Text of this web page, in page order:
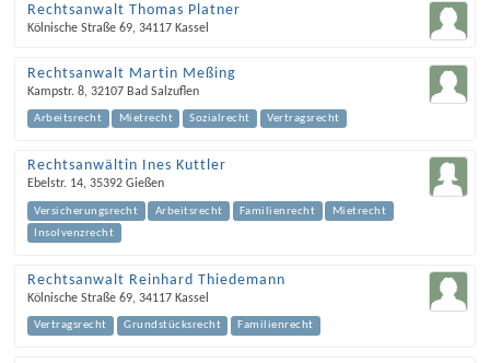
Rechtsanwalt Thomas Platner
Kölnische Straße 69, 34117 Kassel
Rechtsanwalt Martin Meßing
Kampstr. 8, 32107 Bad Salzuflen
Arbeitsrecht Mietrecht Sozialrecht Vertragsrecht
Rechtsanwältin Ines Kuttler
Ebelstr. 14, 35392 Gießen
Versicherungsrecht Arbeitsrecht Familienrecht
Mietrecht
Insolvenzrecht
Rechtsanwalt Reinhard Thiedemann
Kölnische Straße 69, 34117 Kassel
Vertragsrecht Grundstücksrecht Familienrecht